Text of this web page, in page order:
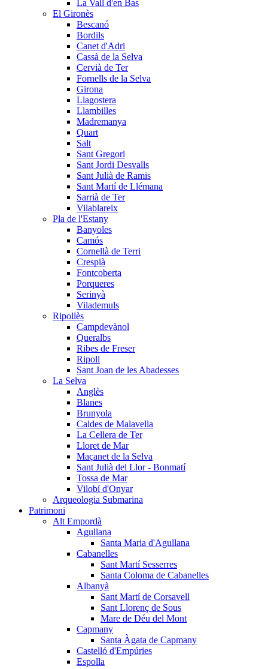
La Vall d'en Bas
El Gironès
Bescanó
Bordils
Canet d'Adri
Cassà de la Selva
Cervià de Ter
Fornells de la Selva
Girona
Llagostera
Llambilles
Madremanya
Quart
Salt
Sant Gregori
Sant Jordi Desvalls
Sant Julià de Ramis
Sant Martí de Llémana
Sarrià de Ter
Vilablareix
Pla de l'Estany
Banyoles
Camós
Cornellà de Terri
Crespià
Fontcoberta
Porqueres
Serinyà
Vilademuls
Ripollès
Campdevànol
Queralbs
Ribes de Freser
Ripoll
Sant Joan de les Abadesses
La Selva
Anglès
Blanes
Brunyola
Caldes de Malavella
La Cellera de Ter
Lloret de Mar
Maçanet de la Selva
Sant Julià del Llor - Bonmatí
Tossa de Mar
Vilobí d'Onyar
Arqueologia Submarina
Patrimoni
Alt Empordà
Agullana
Santa Maria d'Agullana
Cabanelles
Sant Martí Sesserres
Santa Coloma de Cabanelles
Albanyà
Sant Martí de Corsavell
Sant Llorenç de Sous
Mare de Déu del Mont
Capmany
Santa Àgata de Capmany
Castelló d'Empúries
Espolla